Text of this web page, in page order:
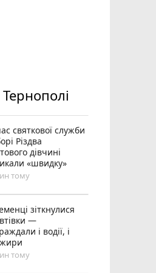
святкової служби
Різдва
дівчині
«швидку»
тому
зіткнулися
—
і водії, і
тому